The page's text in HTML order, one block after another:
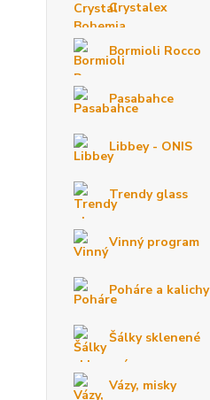
Crystalex
Bormioli Rocco
Pasabahce
Libbey - ONIS
Trendy glass
Vinný program
Poháre a kalichy
Šálky sklenené
Vázy, misky